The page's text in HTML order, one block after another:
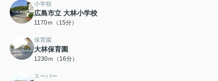
小学校
広島市立 大林小学校
1170ｍ（15分）
保育園
大林保育園
1230ｍ（16分）
スーパー